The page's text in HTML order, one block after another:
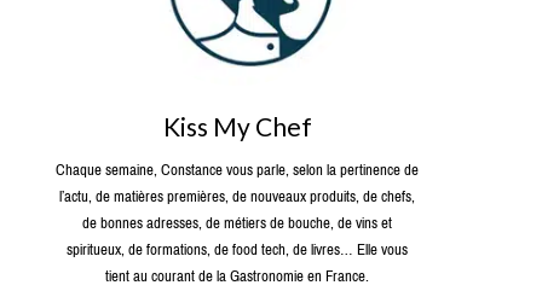
Kiss My Chef
Chaque semaine, Constance vous parle, selon la pertinence de
l’actu, de matières premières, de nouveaux produits, de chefs,
de bonnes adresses, de métiers de bouche, de vins et
spiritueux, de formations, de food tech, de livres… Elle vous
tient au courant de la Gastronomie en France.